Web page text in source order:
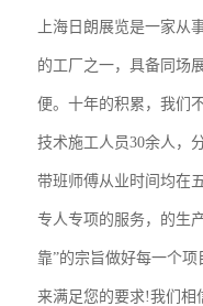
上海日朗展览是一家
的工厂之一，具备同场
便。十年的积累，我们
技术施工人员30余人，
带班师傅从业时间均在
专人专项的服务，的生
靠”的宗旨做好每一个
来满足您的要求!我们相